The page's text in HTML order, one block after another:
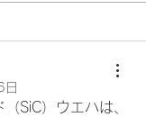
SiC）ウエハは、